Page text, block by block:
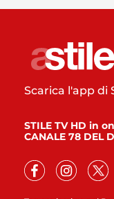
Scarica l'app di
STILE TV HD in
CANALE 78 DEL